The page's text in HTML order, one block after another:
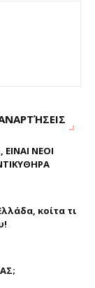
ΝΕΟΙ
κοίτα τι